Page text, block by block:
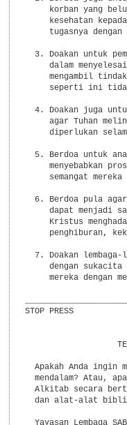
korban yang
kesehatan
tugasnya dengan
3. Doakan untuk
dalam
mengambil
seperti ini
4. Doakan juga
agar Tuhan
diperlukan
5. Berdoa untuk
menyebabkan
semangat mereka
6. Berdoa pula
dapat menjadi
Kristus
penghiburan,
7. Doakan lembaga-
dengan sukacita
mereka dengan
STOP PRESS
Apakah Anda ingin
mendalam? Atau,
Alkitab secara
dan alat-alat
Yayasan Lembaga